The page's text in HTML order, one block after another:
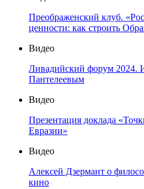
Преображенский клуб.
ценности: как строить
Видео
Ливадийский форум 2024.
Пантелеевым
Видео
Презентация доклада
Евразии»
Видео
Алексей Дзермант о
кино